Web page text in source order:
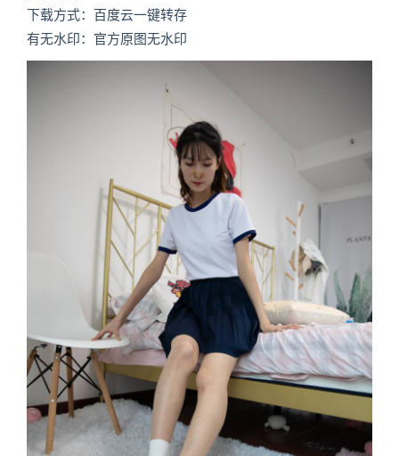
下载方式：百度云一键转存
有无水印：官方原图无水印